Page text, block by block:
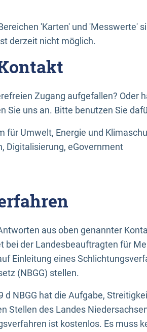
'Karten' und 'Messwerte'
derzeit nicht möglich.
Zugang aufgefallen? Oder
Sie uns an. Bitte benutzen Sie
für Umwelt, Energie und
Digitalisierung, eGovernment
aus oben genannter
bei der Landesbeauftragten für
Einleitung eines
(NBGG) stellen.
d NBGG hat die Aufgabe,
Stellen des Landes
ist kostenlos. Es muss